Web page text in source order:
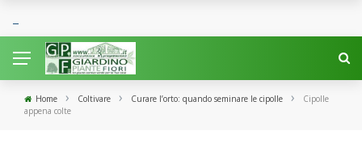
Home › Coltivare › Curare l’orto: quando seminare le cipolle ›
Cipolle
appena colte